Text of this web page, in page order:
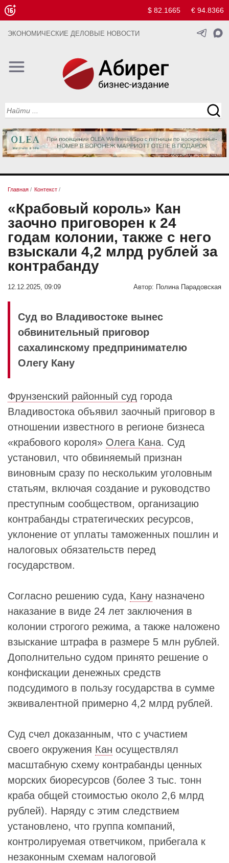
$ 82.1665 € 94.8366
ЭКОНОМИЧЕСКИЕ ДЕЛОВЫЕ НОВОСТИ
Главная / Контекст /
«Крабовый король» Кан
заочно приговорен к 24
годам колонии, также с него
взыскали 4,2 млрд рублей за
контрабанду
12.12.2025, 09:09 Автор: Полина Парадовская
Суд во Владивостоке вынес
обвинительный приговор
сахалинскому предпринимателю
Олегу Кану
Фрунзенский районный суд города
Владивостока объявил заочный приговор в
отношении известного в регионе бизнеса
«крабового короля» Олега Кана. Суд
установил, что обвиняемый признан
виновным сразу по нескольким уголовным
статьям, включая создание и руководство
преступным сообществом, организацию
контрабанды стратегических ресурсов,
уклонение от уплаты таможенных пошлин и
налоговых обязательств перед
государством.
Согласно решению суда, Кану назначено
наказание в виде 24 лет заключения в
колонии строгого режима, а также наложено
взыскание штрафа в размере 5 млн рублей.
Дополнительно судом принято решение о
конфискации денежных средств
подсудимого в пользу государства в сумме
эквивалентной примерно 4,2 млрд рублей.
Суд счел доказанным, что с участием
своего окружения Кан осуществлял
масштабную схему контрабанды ценных
морских биоресурсов (более 3 тыс. тонн
краба общей стоимостью около 2,6 млрд
рублей). Наряду с этим следствием
установлено, что группа компаний,
контролируемая ответчиком, прибегала к
незаконным схемам налоговой